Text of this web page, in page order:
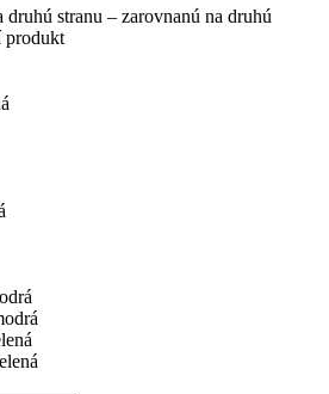
stranu – zarovnanú na druhú
produkt